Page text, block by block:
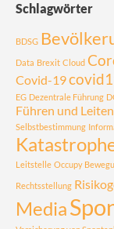
Schlagwörter
BDSG
Data Brexit Cloud
Covid-19
EG Dezentrale Führung
Führen und Leiten
Selbstbestimmung
Leitstelle Occupy
Rechtsstellung
Media